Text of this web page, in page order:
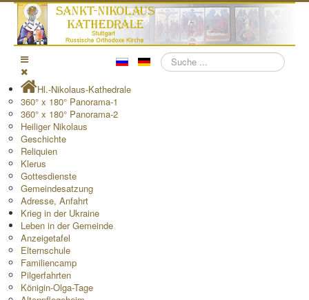
Suchen
Hl.-Nikolaus-Kathedrale
360° x 180° Panorama-1
360° x 180° Panorama-2
Heiliger Nikolaus
Geschichte
Reliquien
Klerus
Gottesdienste
Gemeindesatzung
Adresse, Anfahrt
Krieg in der Ukraine
Leben in der Gemeinde
Anzeigetafel
Elternschule
Familiencamp
Pilgerfahrten
Königin-Olga-Tage